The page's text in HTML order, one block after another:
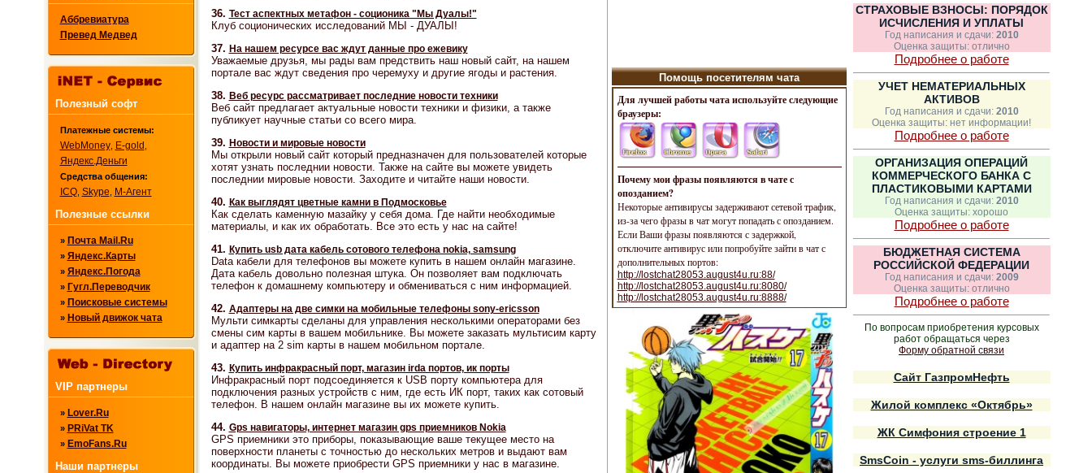
Аббревиатура
Превед Медвед
Полезный софт
Платежные системы:
WebMoney, E-gold
Яндекс.Деньги
Средства общения:
ICQ, Skype М-Агент
Полезные ссылки
» Почта Mail.Ru
» Яндекс.Карты
» Яндекс.Погода
» Гугл.Переводчик
» Поисковые системы
» Новый движок чата
VIP партнеры
» Lover.Ru
» PRiVat TK
» EmoFans.Ru
Наши партнеры
36. Тест аспектных метафон - соционика "Мы Дуалы!"
Клуб соционических исследований МЫ - ДУАЛЫ!
37. На нашем ресурсе вас ждут данные про ежевику
Уважаемые друзья, мы рады вам предствить наш новый сайт, на нашем
портале вас ждут сведения про черемуху и другие ягоды и растения.
38. Веб ресурс рассматривает последние новости техники
Веб сайт предлагает актуальные новости техники и физики, а также
публикует научные статьи со всего мира.
39. Новости и мировые новости
Мы открыли новый сайт который предназначен для пользователей которые
хотят узнать последнии новости. Также на сайте вы можете увидеть
последнии мировые новости. Заходите и читайте наши новости.
40. Как выглядят цветные камни в Подмосковье
Как сделать каменную мазайку у себя дома. Где найти необходимые
материалы, и как их обработать. Все это есть у нас на сайте!
41. Купить usb дата кабель сотового телефона nokia, samsung
Data кабели для телефонов вы можете купить в нашем онлайн магазине.
Дата кабель довольно полезная штука. Он позволяет вам подключать
телефон к домашнему компьютеру и обмениваться с ним информацией.
42. Адаптеры на две симки на мобильные телефоны sony-ericsson
Мульти симкарты сделаны для управления несколькими операторами без
смены сим карты в вашем мобильнике. Вы можете заказать мультисим карту
и адаптер на 2 sim карты в нашем мобильном портале.
43. Купить инфракрасный порт, магазин irda портов, ик порты
Инфракрасный порт подсоединяется к USB порту компьютера для
подключения разных устройств с ним, где есть ИК порт, таких как сотовый
телефон. В нашем онлайн магазине вы их можете купить.
44. Gps навигаторы, интернет магазин gps приемников Nokia
GPS приемники это приборы, показывающие ваше текущее место на
поверхности планеты с точностью до нескольких метров и выдают вам
координаты. Вы можете приобрести GPS приемники у нас в магазине.
Помощь посетителям чата
Для лучшей работы чата используйте следующие
браузеры:
Почему мои фразы появляются в чате с
опозданием?
Некоторые антивирусы задерживают сетевой трафик,
из-за чего фразы в чат могут попадать с опозданием.
Если Ваши фразы появляются с задержкой,
отключите антивирус или попробуйте зайти в чат с
дополнительных портов:
http://lostchat28053.august4u.ru:88/
http://lostchat28053.august4u.ru:8080/
http://lostchat28053.august4u.ru:8888/
СТРАХОВЫЕ ВЗНОСЫ: ПОРЯДОК
ИСЧИСЛЕНИЯ И УПЛАТЫ
Год написания и сдачи: 2010
Оценка защиты: отлично
Подробнее о работе
УЧЕТ НЕМАТЕРИАЛЬНЫХ
АКТИВОВ
Год написания и сдачи: 2010
Оценка защиты: нет информации!
Подробнее о работе
ОРГАНИЗАЦИЯ ОПЕРАЦИЙ
КОММЕРЧЕСКОГО БАНКА С
ПЛАСТИКОВЫМИ КАРТАМИ
Год написания и сдачи: 2010
Оценка защиты: хорошо
Подробнее о работе
БЮДЖЕТНАЯ СИСТЕМА
РОССИЙСКОЙ ФЕДЕРАЦИИ
Год написания и сдачи: 2009
Оценка защиты: отлично
Подробнее о работе
По вопросам приобретения курсовых
работ обращаться через
Форму обратной связи
Сайт ГазпромНефть
Жилой комплекс «Октябрь»
ЖК Симфония строение 1
SmsCoin - услуги sms-биллинга